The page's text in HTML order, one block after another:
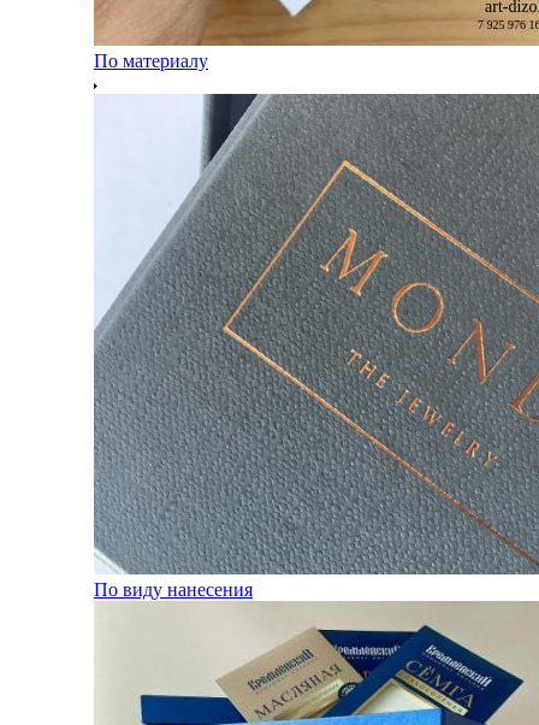
По материалу
По виду нанесения